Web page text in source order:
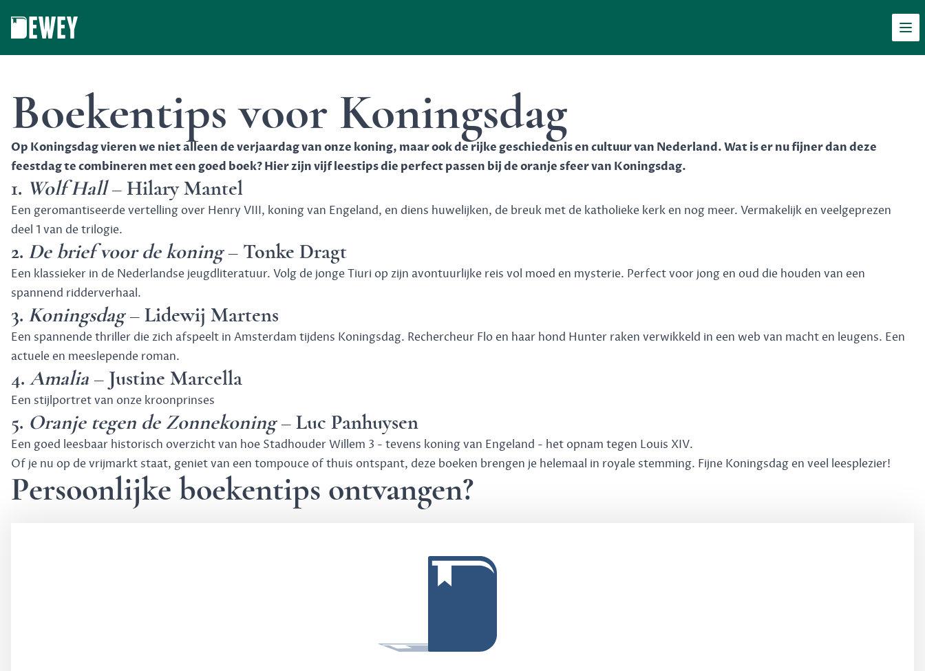
Boekentips voor Koningsdag
Op Koningsdag vieren we niet alleen de verjaardag van onze koning, maar ook de rijke geschiedenis en cultuur van Nederland. Wat is er nu fijner dan deze
feestdag te combineren met een goed boek? Hier zijn vijf leestips die perfect passen bij de oranje sfeer van Koningsdag.
1. Wolf Hall– Hilary Mantel
Een geromantiseerde vertelling over Henry VIII, koning van Engeland, en diens huwelijken, de breuk met de katholieke kerk en nog meer. Vermakelijk en veelgeprezen
deel 1 van de trilogie.
2. De brief voor de koning– Tonke Dragt
Een klassieker in de Nederlandse jeugdliteratuur. Volg de jonge Tiuri op zijn avontuurlijke reis vol moed en mysterie. Perfect voor jong en oud die houden van een
spannend ridderverhaal.
3. Koningsdag– Lidewij Martens
Een spannende thriller die zich afspeelt in Amsterdam tijdens Koningsdag. Rechercheur Flo en haar hond Hunter raken verwikkeld in een web van macht en leugens. Een
actuele en meeslepende roman.
4. Amalia – Justine Marcella
Een stijlportret van onze kroonprinses
5. Oranje tegen de Zonnekoning– Luc Panhuysen
Een goed leesbaar historisch overzicht van hoe Stadhouder Willem 3 - tevens koning van Engeland - het opnam tegen Louis XIV.
Of je nu op de vrijmarkt staat, geniet van een tompouce of thuis ontspant, deze boeken brengen je helemaal in royale stemming. Fijne Koningsdag en veel leesplezier!
Persoonlijke boekentips ontvangen?